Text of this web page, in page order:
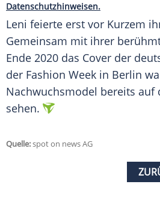
Datenschutzhinweisen.
Leni feierte erst vor Kurzem
Gemeinsam mit ihrer
Ende 2020 das Cover der
der Fashion Week in Berlin
Nachwuchsmodel bereits auf
sehen.
Quelle:spot on news AG